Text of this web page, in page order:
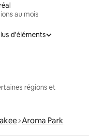
au mois
d'éléments
régions et
Aroma Park